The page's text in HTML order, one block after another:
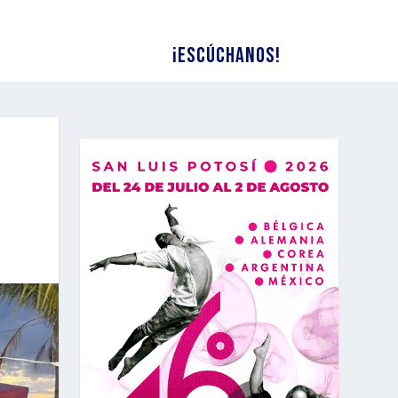
¡Escúchanos!